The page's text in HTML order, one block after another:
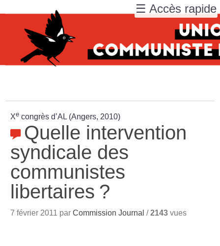
Xe congrès d’AL (Angers, 2010)
Quelle intervention
syndicale des
communistes
libertaires ?
7 février 2011 parCommission Journal /2143 vues
☰ Accès rapide